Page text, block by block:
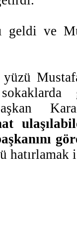
geldi ve
hatırlamak